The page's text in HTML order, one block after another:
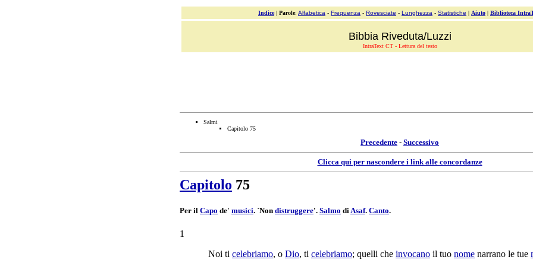
Indice| Parole: Alfabetica - Frequenza - Rovesciate - Lunghezza - Statistiche | Aiuto | Biblioteca
Bibbia Riveduta/Luzzi
IntraText CT - Lettura del testo
Salmi
Capitolo 75
Precedente - Successivo
Clicca qui per nascondere i link alle concordanze
Capitolo 75
Per il Capo de' musici. `Non distruggere'. Salmo diAsaf. Canto.
1
Noi ti celebriamo, o Dio, ti celebriamo; quelli che invocano il tuo nome narrano le tue